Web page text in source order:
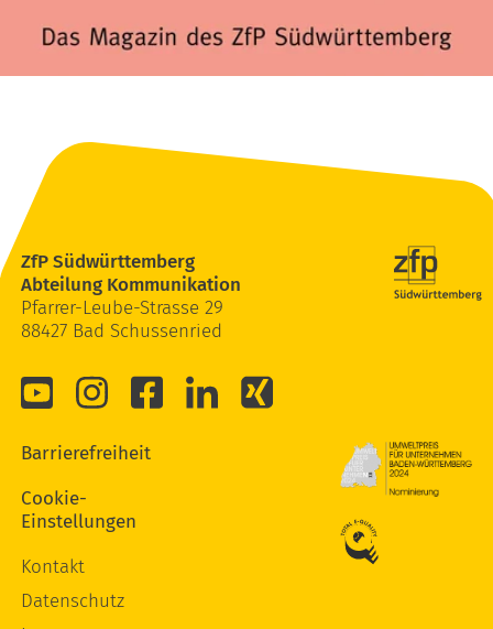
ZfP Südwürttemberg
Abteilung Kommunikation
Pfarrer-Leube-Strasse 29
88427 Bad Schussenried
Barrierefreiheit
Cookie-
Einstellungen
Kontakt
Datenschutz